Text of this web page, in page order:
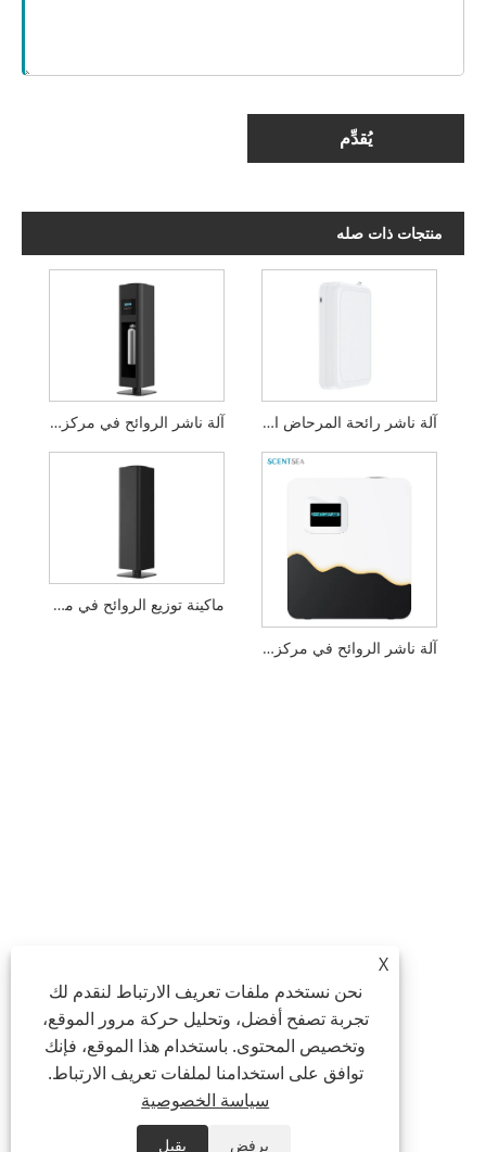
يُقدِّم
منتجات ذات صله
آلة ناشر الروائح في مركز التسوق المستقل H5000 آلة ناشر رائحة المرحاض التي تعمل بالبطارية
ماكينة توزيع الروائح في مركز التسوق الألومنيوم H5000
آلة ناشر الروائح في مركز التسوق HVAC
X
نحن نستخدم ملفات تعريف الارتباط لنقدم لك
تجربة تصفح أفضل، وتحليل حركة مرور الموقع،
وتخصيص المحتوى. باستخدام هذا الموقع، فإنك
توافق على استخدامنا لملفات تعريف الارتباط.
سياسة الخصوصية
يرفض يقبل